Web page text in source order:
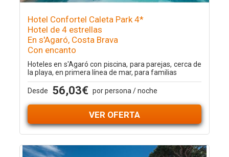
Hotel Confortel Caleta Park 4*
Hotel de 4 estrellas
En s'Agaró, Costa Brava
Con encanto
Hoteles en s'Agaró con piscina, para parejas, cerca de
la playa, en primera línea de mar, para familias
Desde 56,03€ por persona / noche
VER OFERTA